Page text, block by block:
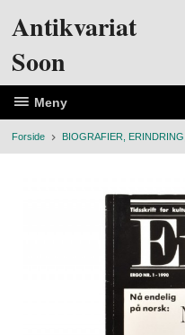
Antikvariat
Soon
Meny
Forside BIOGRAFIER,